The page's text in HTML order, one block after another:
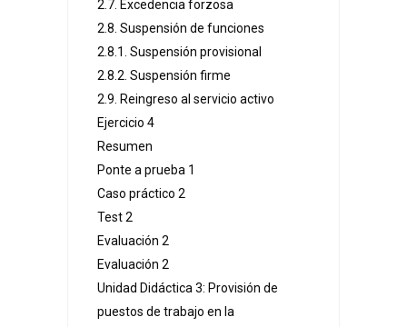
2.7. Excedencia forzosa
2.8. Suspensión de funciones
2.8.1. Suspensión provisional
2.8.2. Suspensión firme
2.9. Reingreso al servicio activo
Ejercicio 4
Resumen
Ponte a prueba 1
Caso práctico 2
Test 2
Evaluación 2
Evaluación 2
Unidad Didáctica 3: Provisión de
puestos de trabajo en la